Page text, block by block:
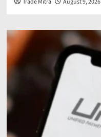
Trade Mitra August 9, 2026